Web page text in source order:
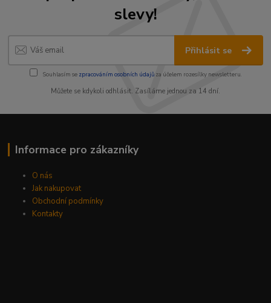
slevy!
Přihlásit se
Souhlasím se zpracováním osobních údajůza účelem rozesílky newsletteru.
Můžete se kdykoli odhlásit. Zasíláme jednou za 14 dní.
Informace pro zákazníky
O nás
Jak nakupovat
Obchodní podmínky
Kontakty